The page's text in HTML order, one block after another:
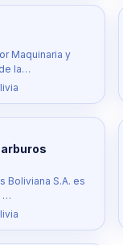
Maquinaria y
la…
Boliviana S.A. es
…